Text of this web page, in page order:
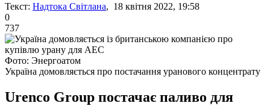
Текст: Надтока Світлана, 18 квітня 2022, 19:58
0
737
Фото: Энергоатом
Україна домовляється про постачання уранового концентрату
Urenco Group постачає паливо для